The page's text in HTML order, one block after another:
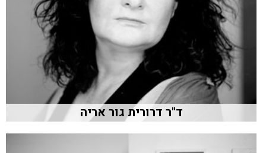
ד"ר דרורית גור אריה